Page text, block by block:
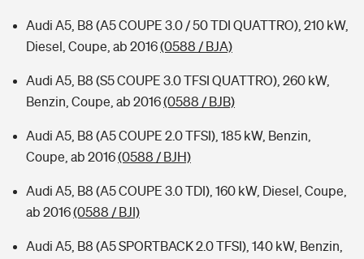
Audi A5, B8 (A5 COUPE 3.0 / 50 TDI QUATTRO), 210 kW,
Diesel, Coupe, ab 2016(0588 / BJA)
Audi A5, B8 (S5 COUPE 3.0 TFSI QUATTRO), 260 kW,
Benzin, Coupe, ab 2016(0588 / BJB)
Audi A5, B8 (A5 COUPE 2.0 TFSI), 185 kW, Benzin,
Coupe, ab 2016(0588 / BJH)
Audi A5, B8 (A5 COUPE 3.0 TDI), 160 kW, Diesel, Coupe,
ab 2016(0588 / BJI)
Audi A5, B8 (A5 SPORTBACK 2.0 TFSI), 140 kW, Benzin,